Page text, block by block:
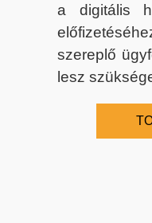
a digitális
szereplő
lesz